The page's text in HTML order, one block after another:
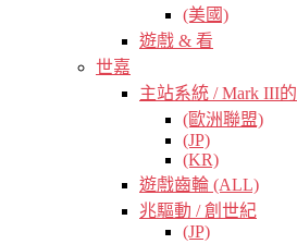
(美國)
遊戲 & 看
世嘉
主站系統 / Mark III的
(歐洲聯盟)
(JP)
(KR)
遊戲齒輪 (ALL)
兆驅動 / 創世紀
(JP)